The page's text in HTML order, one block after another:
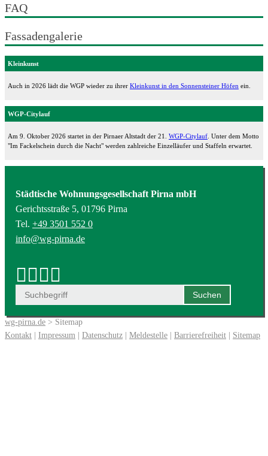
FAQ
Fassadengalerie
Kleinkunst
Auch in 2026 lädt die WGP wieder zu ihrer Kleinkunst in den Sonnensteiner Höfen ein.
WGP-Citylauf
Am 9. Oktober 2026 startet in der Pirnaer Altstadt der 21. WGP-Citylauf . Unter dem Motto
"Im Fackelschein durch die Nacht" werden zahlreiche Einzelläufer und Staffeln erwartet.
Städtische Wohnungsgesellschaft Pirna mbH
Gerichtsstraße 5, 01796 Pirna
Tel. +49 3501 552 0
info@wg-pirna.de
wg-pirna.de > Sitemap
Kontakt | Impressum | Datenschutz | Meldestelle | Barrierefreiheit | Sitemap